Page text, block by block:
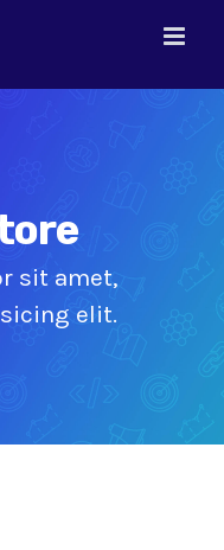
sit amet,
elit.